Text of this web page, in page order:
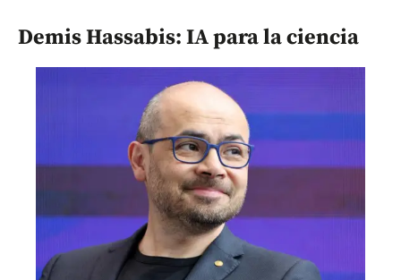
Demis Hassabis: IA para la ciencia